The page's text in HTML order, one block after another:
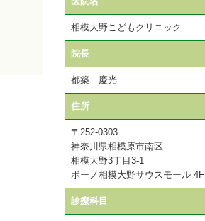
相模大野こどもクリニック
院長
都築 慶光
住所
〒252-0303
神奈川県相模原市南区
相模大野3丁目3-1
ボーノ相模大野サウスモール 4F
診療科目